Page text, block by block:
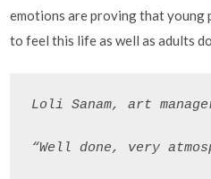
emotions are proving that young
to feel this life as well as adults
Loli Sanam, art
“Well done, very